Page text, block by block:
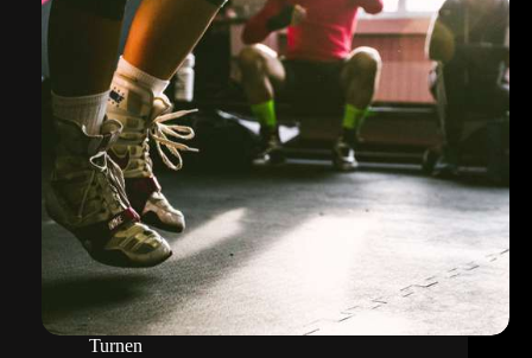
Turnen